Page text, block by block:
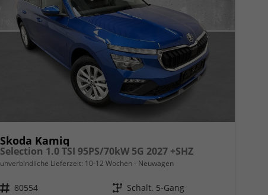
Skoda Kamiq
Selection 1.0 TSI 95PS/70kW 5G 2027 +SHZ
unverbindliche Lieferzeit: 10-12 Wochen Neuwagen
Fahrzeugnr. 80554 Getriebe Schalt. 5-Gang